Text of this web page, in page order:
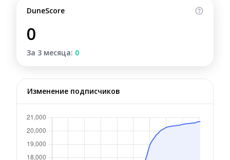
DuneScore
0
За 3 месяца: 0
Изменение подписчиков